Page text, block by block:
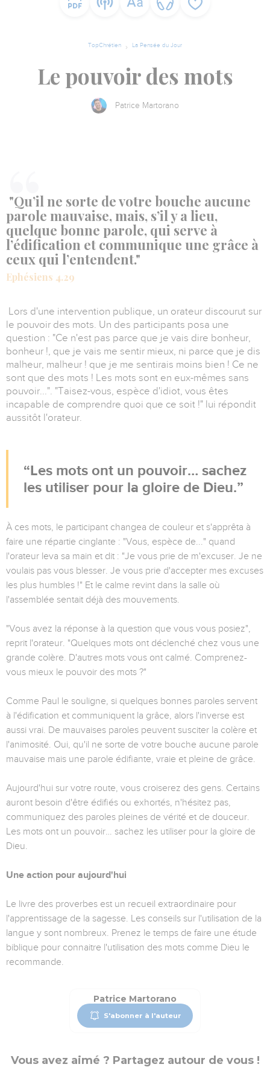
TopChrétien La Pensée du Jour
Le pouvoir des mots
Patrice Martorano
"Qu’il ne sorte de votre bouche aucune
parole mauvaise, mais, s’il y a lieu,
quelque bonne parole, qui serve à
l’édification et communique une grâce à
ceux qui l’entendent."
Ephésiens 4.29
Lors d'une intervention publique, un orateur discourut sur
le pouvoir des mots. Un des participants posa une
question : "Ce n'est pas parce que je vais dire bonheur,
bonheur !, que je vais me sentir mieux, ni parce que je dis
malheur, malheur ! que je me sentirais moins bien ! Ce ne
sont que des mots ! Les mots sont en eux-mêmes sans
pouvoir...". "Taisez-vous, espèce d'idiot, vous êtes
incapable de comprendre quoi que ce soit !" lui répondit
aussitôt l'orateur.
Les mots ont un pouvoir… sachez
les utiliser pour la gloire de Dieu.
À ces mots, le participant changea de couleur et s'apprêta à
faire une répartie cinglante : "Vous, espèce de..." quand
l'orateur leva sa main et dit : "Je vous prie de m'excuser. Je ne
voulais pas vous blesser. Je vous prie d'accepter mes excuses
les plus humbles !" Et le calme revint dans la salle où
l'assemblée sentait déjà des mouvements.
"Vous avez la réponse à la question que vous vous posiez",
reprit l'orateur. "Quelques mots ont déclenché chez vous une
grande colère. D'autres mots vous ont calmé. Comprenez-
vous mieux le pouvoir des mots ?"
Comme Paul le souligne, si quelques bonnes paroles servent
à l'édification et communiquent la grâce, alors l'inverse est
aussi vrai. De mauvaises paroles peuvent susciter la colère et
l'animosité. Oui, qu'il ne sorte de votre bouche aucune parole
mauvaise mais une parole édifiante, vraie et pleine de grâce.
Aujourd'hui sur votre route, vous croiserez des gens. Certains
auront besoin d'être édifiés ou exhortés, n'hésitez pas,
communiquez des paroles pleines de vérité et de douceur.
Les mots ont un pouvoir… sachez les utiliser pour la gloire de
Dieu.
Une action pour aujourd'hui
Le livre des proverbes est un recueil extraordinaire pour
l'apprentissage de la sagesse. Les conseils sur l'utilisation de la
langue y sont nombreux. Prenez le temps de faire une étude
biblique pour connaitre l'utilisation des mots comme Dieu le
recommande.
Patrice Martorano
S'abonner à l'auteur
Vous avez aimé ? Partagez autour de vous !